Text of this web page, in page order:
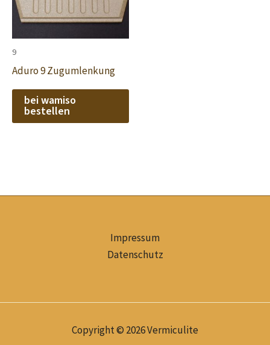
9
Aduro 9 Zugumlenkung
bei wamiso
bestellen
Impressum
Datenschutz
Copyright © 2026 Vermiculite